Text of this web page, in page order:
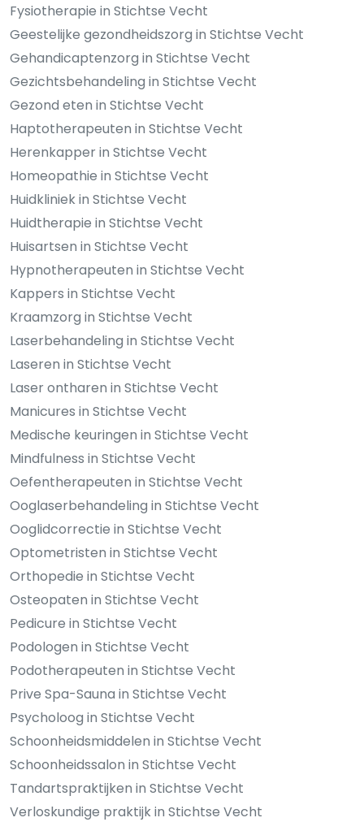
Fysiotherapie in Stichtse Vecht
Geestelijke gezondheidszorg in Stichtse Vecht
Gehandicaptenzorg in Stichtse Vecht
Gezichtsbehandeling in Stichtse Vecht
Gezond eten in Stichtse Vecht
Haptotherapeuten in Stichtse Vecht
Herenkapper in Stichtse Vecht
Homeopathie in Stichtse Vecht
Huidkliniek in Stichtse Vecht
Huidtherapie in Stichtse Vecht
Huisartsen in Stichtse Vecht
Hypnotherapeuten in Stichtse Vecht
Kappers in Stichtse Vecht
Kraamzorg in Stichtse Vecht
Laserbehandeling in Stichtse Vecht
Laseren in Stichtse Vecht
Laser ontharen in Stichtse Vecht
Manicures in Stichtse Vecht
Medische keuringen in Stichtse Vecht
Mindfulness in Stichtse Vecht
Oefentherapeuten in Stichtse Vecht
Ooglaserbehandeling in Stichtse Vecht
Ooglidcorrectie in Stichtse Vecht
Optometristen in Stichtse Vecht
Orthopedie in Stichtse Vecht
Osteopaten in Stichtse Vecht
Pedicure in Stichtse Vecht
Podologen in Stichtse Vecht
Podotherapeuten in Stichtse Vecht
Prive Spa-Sauna in Stichtse Vecht
Psycholoog in Stichtse Vecht
Schoonheidsmiddelen in Stichtse Vecht
Schoonheidssalon in Stichtse Vecht
Tandartspraktijken in Stichtse Vecht
Verloskundige praktijk in Stichtse Vecht